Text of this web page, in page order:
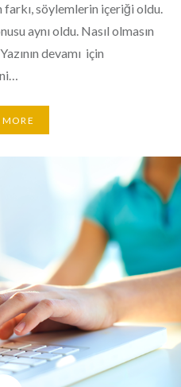
farkı, söylemlerin içeriği oldu.
aynı oldu. Nasıl olmasın
devamı için
MORE